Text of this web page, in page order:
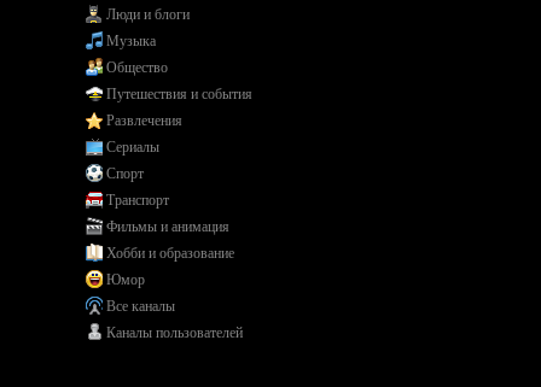
Люди и блоги
Музыка
Общество
Путешествия и события
Развлечения
Сериалы
Спорт
Транспорт
Фильмы и анимация
Хобби и образование
Юмор
Все каналы
Каналы пользователей